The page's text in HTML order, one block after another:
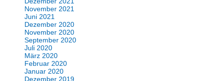
November 2021
Juni 2021
Dezember 2020
November 2020
September 2020
Juli 2020
März 2020
Februar 2020
Januar 2020
Dezember 2019